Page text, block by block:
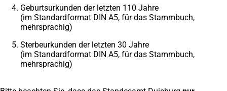
Geburtsurkunden der letzten 110 Jahre
(im Standardformat DIN A5, für das Stammbuch,
mehrsprachig)
Sterbeurkunden der letzten 30 Jahre
(im Standardformat DIN A5, für das Stammbuch,
mehrsprachig)